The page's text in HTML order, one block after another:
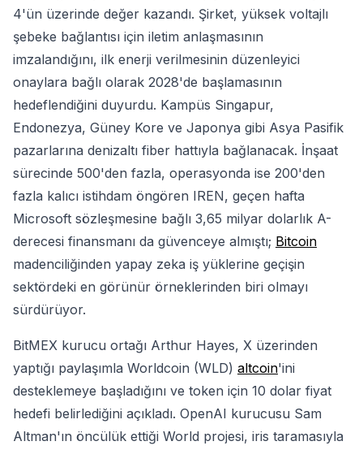
4'ün üzerinde değer kazandı. Şirket, yüksek voltajlı
şebeke bağlantısı için iletim anlaşmasının
imzalandığını, ilk enerji verilmesinin düzenleyici
onaylara bağlı olarak 2028'de başlamasının
hedeflendiğini duyurdu. Kampüs Singapur,
Endonezya, Güney Kore ve Japonya gibi Asya Pasifik
pazarlarına denizaltı fiber hattıyla bağlanacak. İnşaat
sürecinde 500'den fazla, operasyonda ise 200'den
fazla kalıcı istihdam öngören IREN, geçen hafta
Microsoft sözleşmesine bağlı 3,65 milyar dolarlık A-
derecesi finansmanı da güvenceye almıştı; Bitcoin
madenciliğinden yapay zeka iş yüklerine geçişin
sektördeki en görünür örneklerinden biri olmayı
sürdürüyor.
BitMEX kurucu ortağı Arthur Hayes, X üzerinden
yaptığı paylaşımla Worldcoin (WLD) altcoin'ini
desteklemeye başladığını ve token için 10 dolar fiyat
hedefi belirlediğini açıkladı. OpenAI kurucusu Sam
Altman'ın öncülük ettiği World projesi, iris taramasıyla